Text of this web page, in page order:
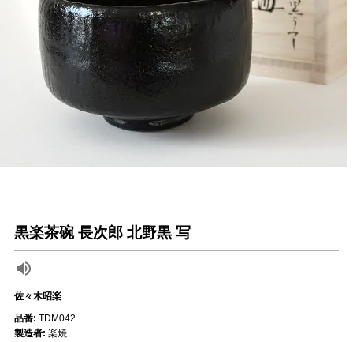
黒楽茶碗 長次郎 北野黒 写
佐々木昭楽
品番: TDM042
製造者: 楽焼